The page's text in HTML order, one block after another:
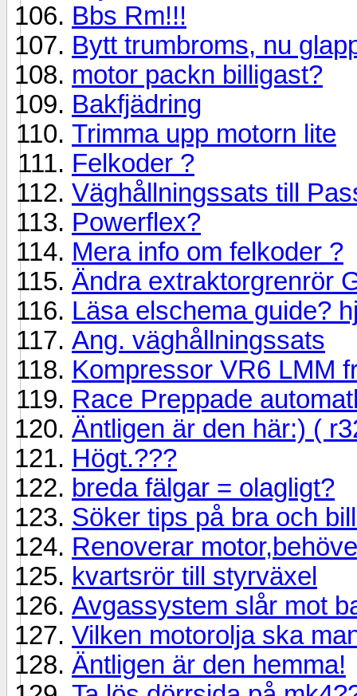
Bbs Rm!!!
Bytt trumbroms, nu
motor packn billigast?
Bakfjädring
Trimma upp motorn lite
Felkoder ?
Väghållningssats till
Powerflex?
Mera info om felkoder ?
Ändra extraktorgrenrör
Läsa elschema guide?
Ang. väghållningssats
Kompressor VR6 LMM
Race Preppade
Äntligen är den här:) (
Högt.???
breda fälgar = olagligt?
Söker tips på bra och
Renoverar
kvartsrör till styrväxel
Avgassystem slår mot
Vilken motorolja ska
Äntligen är den hemma!